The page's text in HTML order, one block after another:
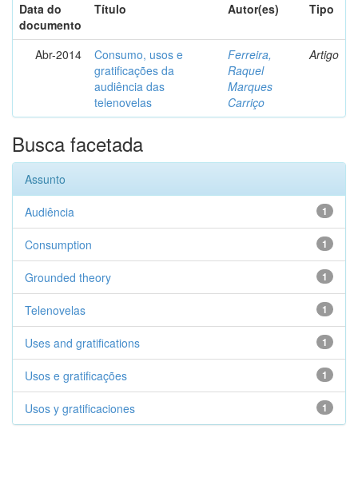
Data do
documento
Título Autor(es) Tipo
Abr-2014
Consumo, usos e
gratificações da
audiência das
telenovelas
Ferreira,
Raquel
Marques
Carriço
Artigo
Busca facetada
Assunto
1
Audiência
1
Consumption
1
Grounded theory
1
Telenovelas
1
Uses and gratifications
1
Usos e gratificações
1
Usos y gratificaciones